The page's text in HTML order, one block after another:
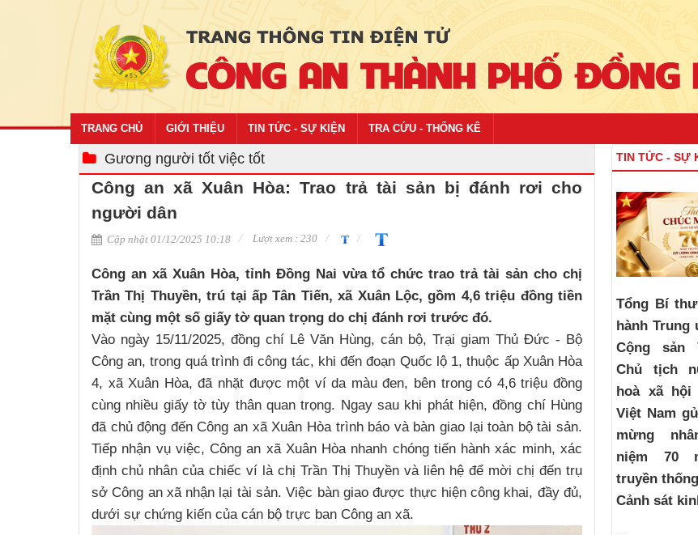
TRANG CHỦ GIỚI THIỆU TIN TỨC - SỰ KIỆN TRA CỨU - THỐNG KÊ
Gương người tốt việc tốt
Công an xã Xuân Hòa: Trao trả tài sản bị đánh rơi cho
người dân
Cập nhật 01/12/2025 10:18 Lượt xem : 230
Công an xã Xuân Hòa, tỉnh Đồng Nai vừa tổ chức trao trả tài sản cho chị
Trần Thị Thuyền, trú tại ấp Tân Tiến, xã Xuân Lộc, gồm 4,6 triệu đồng tiền
mặt cùng một số giấy tờ quan trọng do chị đánh rơi trước đó.
Vào ngày 15/11/2025, đồng chí Lê Văn Hùng, cán bộ, Trại giam Thủ Đức - Bộ
Công an, trong quá trình đi công tác, khi đến đoạn Quốc lộ 1, thuộc ấp Xuân Hòa
4, xã Xuân Hòa, đã nhặt được một ví da màu đen, bên trong có 4,6 triệu đồng
cùng nhiều giấy tờ tùy thân quan trọng. Ngay sau khi phát hiện, đồng chí Hùng
đã chủ động đến Công an xã Xuân Hòa trình báo và bàn giao lại toàn bộ tài sản.
Tiếp nhận vụ việc, Công an xã Xuân Hòa nhanh chóng tiến hành xác minh, xác
định chủ nhân của chiếc ví là chị Trần Thị Thuyền và liên hệ để mời chị đến trụ
sở Công an xã nhận lại tài sản. Việc bàn giao được thực hiện công khai, đầy đủ,
dưới sự chứng kiến của cán bộ trực ban Công an xã.
TIN TỨC - SỰ
Tổng Bí
hành
Cộng sản
Chủ tịch
hoà xã hội
Việt Nam
mừng
niệm 70
truyền
Cảnh sát